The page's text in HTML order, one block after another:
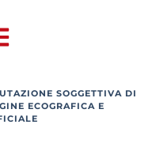
SOGGETTIVA DI
ECOGRAFICA E